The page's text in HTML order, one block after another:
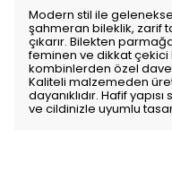
Modern stil ile
şahmeran bileklik, zarif
çıkarır. Bilekten
feminen ve dikkat
kombinlerden özel
Kaliteli malzemeden
dayanıklıdır. Hafif
ve cildinizle uyumlu